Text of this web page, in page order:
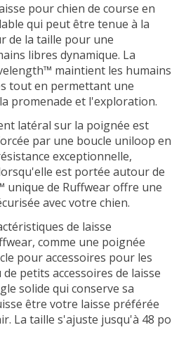
pour chien de course en
qui peut être tenue à la
de la taille pour une
libres dynamique. La
maintient les humains
tout en permettant une
promenade et l'exploration.
latéral sur la poignée est
par une boucle uniloop en
exceptionnelle,
est portée autour de
unique de Ruffwear offre une
avec votre chien.
de laisse
comme une poignée
pour accessoires pour les
petits accessoires de laisse
solide qui conserve sa
être votre laisse préférée
La taille s'ajuste jusqu'à 48 po